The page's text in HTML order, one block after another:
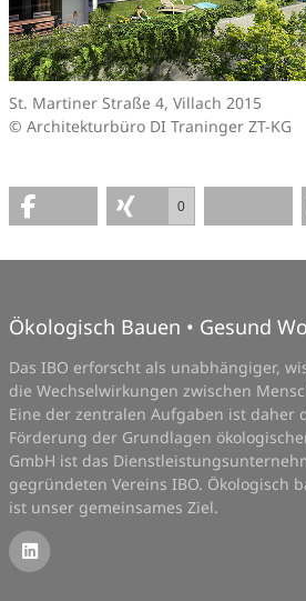
St. Martiner Straße 4, Villach 2015
© Architekturbüro DI Traninger ZT-KG
0
Ökologisch Bauen • Gesund
Das IBO erforscht als unabhängiger,
die Wechselwirkungen zwischen
Eine der zentralen Aufgaben ist daher
Förderung der Grundlagen
GmbH ist das
gegründeten Vereins IBO. Ökologisch
ist unser gemeinsames Ziel.